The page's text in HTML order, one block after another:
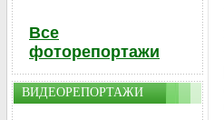
Все
фоторепортажи
ВИДЕОРЕПОРТАЖИ